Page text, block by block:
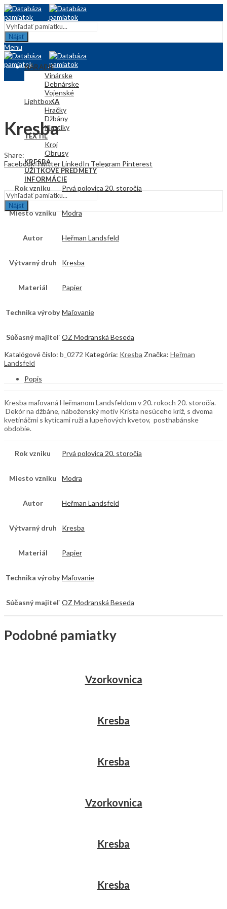
Nájsť
Menu
NÁRADIE
Vinárske
Debnárske
Vojenské
KERAMIKA
Hračky
Džbány
Plastiky
TEXTIL
Kroj
Obrusy
KRESBA
ÚŽITKOVÉ PREDMETY
INFORMÁCIE
Nájsť
Lightbox
Kresba
Share:
FacebookTwitterLinkedIn Telegram Pinterest
Rok vzniku Prvá polovica 20. storočia
Miesto vzniku Modra
Autor Heřman Landsfeld
Výtvarný druh Kresba
Materiál Papier
Technika výroby Maľovanie
Súčasný majiteľ OZ Modranská Beseda
Katalógové číslo: b_0272 Kategória: Kresba Značka: Heřman
Landsfeld
Popis
Kresba maľovaná Heřmanom Landsfeldom v 20. rokoch 20. storočia.
Dekór na džbáne, náboženský motív Krista nesúceho kríž, s dvoma
kvetináčmi s kyticami ruží a lupeňových kvetov, posthabánske
obdobie.
Rok vzniku Prvá polovica 20. storočia
Miesto vzniku Modra
Autor Heřman Landsfeld
Výtvarný druh Kresba
Materiál Papier
Technika výroby Maľovanie
Súčasný majiteľ OZ Modranská Beseda
Podobné pamiatky
Vzorkovnica
Kresba
Kresba
Vzorkovnica
Kresba
Kresba